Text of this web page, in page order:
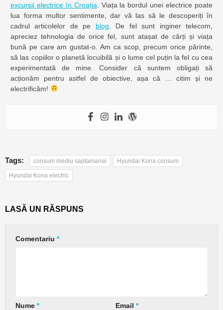
excursii electrice în Croația . Viața la bordul unei electrice poate
lua forma multor sentimente, dar vă las să le descoperiți în
cadrul articolelor de pe blog . De fel sunt inginer telecom,
apreciez tehnologia de orice fel, sunt atașat de cărți și viața
bună pe care am gustat-o. Am ca scop, precum orice părinte,
să las copiilor o planetă locuibilă și o lume cel puțin la fel cu cea
experimentată de mine. Consider că suntem obligați să
acționăm pentru astfel de obiective, așa că … citim și ne
electrificăm!
Tags: consum mediu saptamanal Hyundai Kona consum
Hyundai Kona electric
LASĂ UN RĂSPUNS
Comentariu *
Nume * Email *